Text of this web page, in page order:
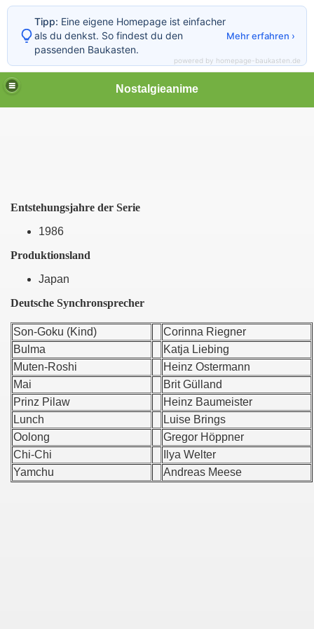
Nostalgieanime
Entstehungsjahre der Serie
1986
Produktionsland
Japan
Deutsche Synchronsprecher
Son-Goku (Kind)
Corinna Riegner
Bulma
Katja Liebing
Muten-Roshi
Heinz Ostermann
Mai
Brit Gülland
Prinz Pilaw
Heinz Baumeister
Lunch
Luise Brings
Oolong
Gregor Höppner
Chi-Chi
Ilya Welter
Yamchu
Andreas Meese
Tipp: Eine eigene Homepage ist einfacher
als du denkst. So findest du den
passenden Baukasten.
Mehr erfahren ›
powered by homepage-baukasten.de